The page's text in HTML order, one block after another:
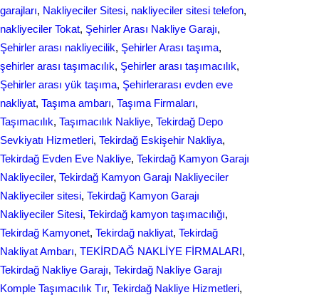
garajları, Nakliyeciler Sitesi, nakliyeciler sitesi telefon
nakliyeciler Tokat, Şehirler Arası Nakliye Garajı
Şehirler arası nakliyecilik, Şehirler Arası taşıma
şehirler arası taşımacılık, Şehirler arası taşımacılık
Şehirler arası yük taşıma, Şehirlerarası evden eve
nakliyat, Taşıma ambarı, Taşıma Firmaları
Taşımacılık, Taşımacılık Nakliye, Tekirdağ Depo
Sevkiyatı Hizmetleri, Tekirdağ Eskişehir Nakliya
Tekirdağ Evden Eve Nakliye, Tekirdağ Kamyon Garajı
Nakliyeciler, Tekirdağ Kamyon Garajı Nakliyeciler
Nakliyeciler sitesi, Tekirdağ Kamyon Garajı
Nakliyeciler Sitesi, Tekirdağ kamyon taşımacılığı
Tekirdağ Kamyonet, Tekirdağ nakliyat, Tekirdağ
Nakliyat Ambarı, TEKİRDAĞ NAKLİYE FİRMALARI
Tekirdağ Nakliye Garajı, Tekirdağ Nakliye Garajı
Komple Taşımacılık Tır, Tekirdağ Nakliye Hizmetleri